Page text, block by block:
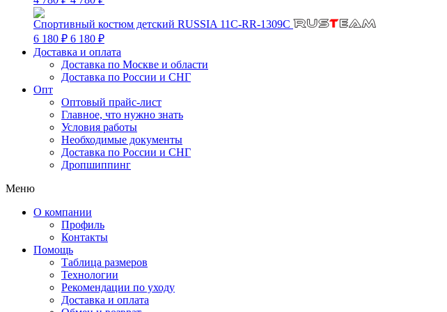
Спортивный костюм детский RUSSIA 11C-RR-1309C
6 180 ₽ 6 180 ₽
Доставка и оплата
Доставка по Москве и области
Доставка по России и СНГ
Опт
Оптовый прайс-лист
Главное, что нужно знать
Условия работы
Необходимые документы
Доставка по России и СНГ
Дропшиппинг
Меню
О компании
Профиль
Контакты
Помощь
Таблица размеров
Технологии
Рекомендации по уходу
Доставка и оплата